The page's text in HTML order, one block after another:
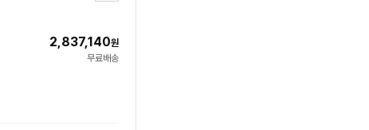
2,837,140원
무료배송